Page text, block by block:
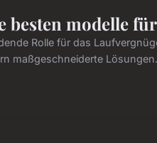
besten modelle
Rolle für das
maßgeschneiderte